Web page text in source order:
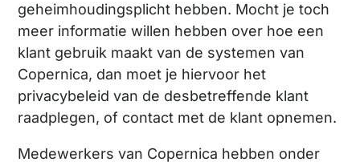
geheimhoudingsplicht hebben. Mocht je toch
meer informatie willen hebben over hoe een
klant gebruik maakt van de systemen van
Copernica, dan moet je hiervoor het
privacybeleid van de desbetreffende klant
raadplegen, of contact met de klant opnemen.
Medewerkers van Copernica hebben onder